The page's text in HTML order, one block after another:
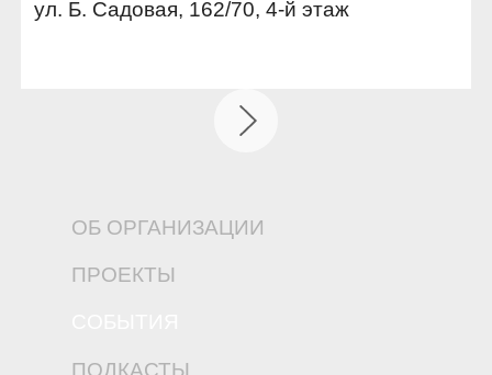
ул. Б. Садовая, 162/70, 4-й этаж
ОБ ОРГАНИЗАЦИИ
ПРОЕКТЫ
ПОДКАСТЫ